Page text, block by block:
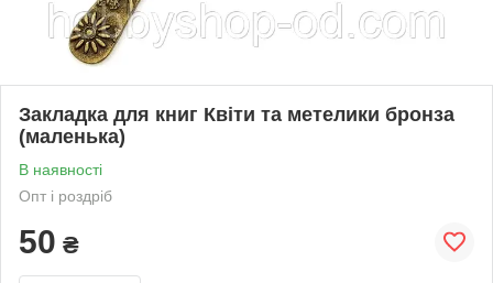
Закладка для книг Квіти та метелики бронза
(маленька)
В наявності
Опт і роздріб
50 ₴